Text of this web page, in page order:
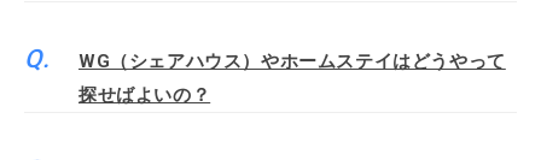
WG（シェアハウス）やホームステイはどうやって
探せばよいの？